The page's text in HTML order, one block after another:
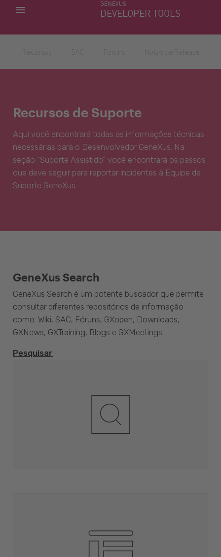
GENEXUS
DEVELOPER TOOLS
MINHAS APLICACÕES
Recursos de Suporte
Aqui você encontrará todas as informações técnicas
necessárias para o Desenvolvedor GeneXus. Na
seção "Suporte Assistido" você encontrará os passos
que deve seguir para reportar incidentes à Equipe de
Suporte GeneXus.
GeneXus Search
GeneXus Search é um potente buscador que permite
consultar diferentes repositórios de informação
como: Wiki, SAC, Fóruns, GXopen, Downloads,
GXNews, GXTraining, Blogs e GXMeetings.
Pesquisar